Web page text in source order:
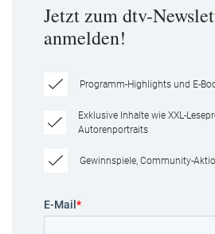
Jetzt zum dtv-
anmelden!
Programm-Highlights und E-
Exklusive Inhalte wie XXL-
Autorenportraits
Gewinnspiele, Community-
E-Mail *